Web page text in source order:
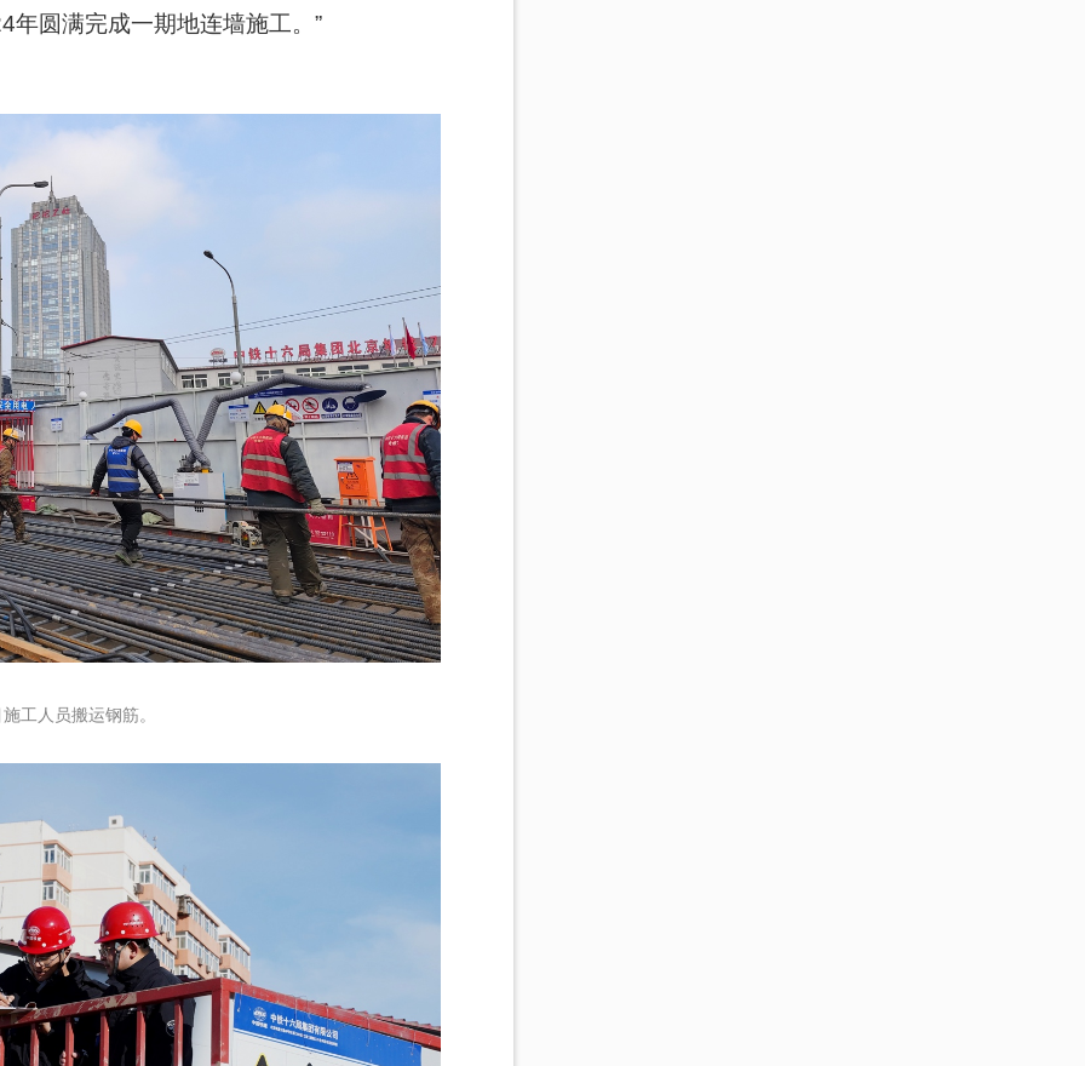
年圆满完成一期地连墙施工。”
工人员搬运钢筋。